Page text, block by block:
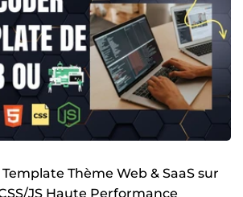
Thème Web & SaaS sur
JS Haute Performance